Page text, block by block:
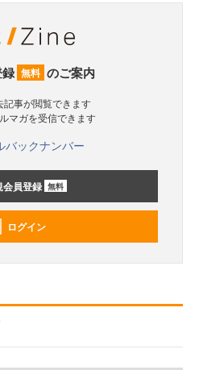
無料 のご案内
記事が閲覧できます
マガを受信できます
バックナンバー
会員登録 無料
ログイン